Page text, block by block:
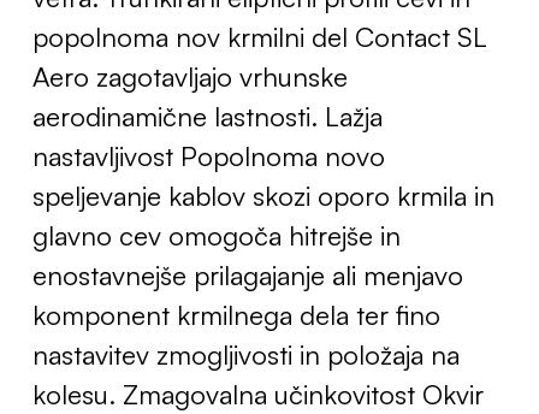
popolnoma nov krmilni del Contact SL
Aero zagotavljajo vrhunske
aerodinamične lastnosti. Lažja
nastavljivost Popolnoma novo
speljevanje kablov skozi oporo krmila in
glavno cev omogoča hitrejše in
enostavnejše prilagajanje ali menjavo
komponent krmilnega dela ter fino
nastavitev zmogljivosti in položaja na
kolesu. Zmagovalna učinkovitost Okvir